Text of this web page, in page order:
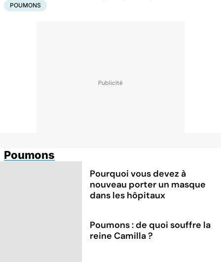
POUMONS
Poumons
Pourquoi vous devez à
nouveau porter un masque
dans les hôpitaux
Poumons : de quoi souffre la
reine Camilla ?